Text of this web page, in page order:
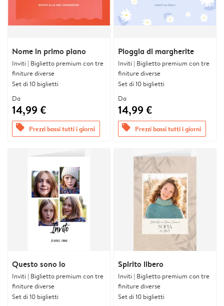
Nome in primo piano
Inviti | Biglietto premium con tre
finiture diverse
Set di 10 biglietti
Da
14,99 €
offers Prezzi bassi tutti i giorni
Pioggia di margherite
Inviti | Biglietto premium con tre
finiture diverse
Set di 10 biglietti
Da
14,99 €
offers Prezzi bassi tutti i giorni
Questo sono io
Inviti | Biglietto premium con tre
finiture diverse
Set di 10 biglietti
Spirito libero
Inviti | Biglietto premium con tre
finiture diverse
Set di 10 biglietti